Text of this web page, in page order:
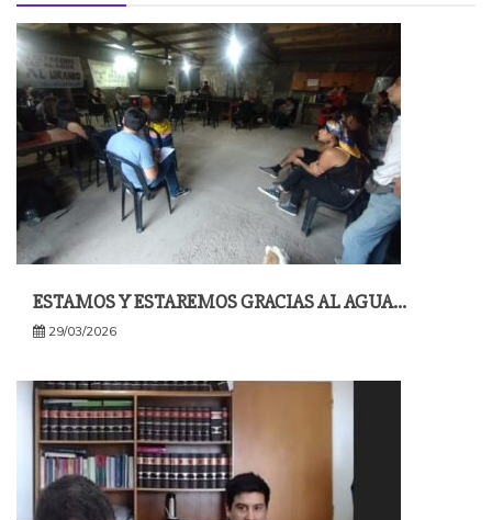
ESTAMOS Y ESTAREMOS GRACIAS AL AGUA…
29/03/2026